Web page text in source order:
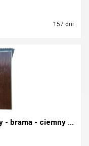
157 dni
- brama - ciemny ...